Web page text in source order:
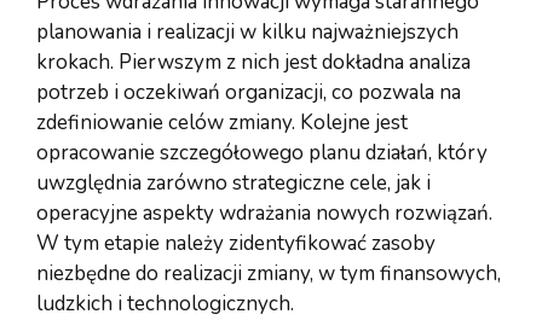
planowania i realizacji w kilku najważniejszych
krokach. Pierwszym z nich jest dokładna analiza
potrzeb i oczekiwań organizacji, co pozwala na
zdefiniowanie celów zmiany. Kolejne jest
opracowanie szczegółowego planu działań, który
uwzględnia zarówno strategiczne cele, jak i
operacyjne aspekty wdrażania nowych rozwiązań.
W tym etapie należy zidentyfikować zasoby
niezbędne do realizacji zmiany, w tym finansowych,
ludzkich i technologicznych.